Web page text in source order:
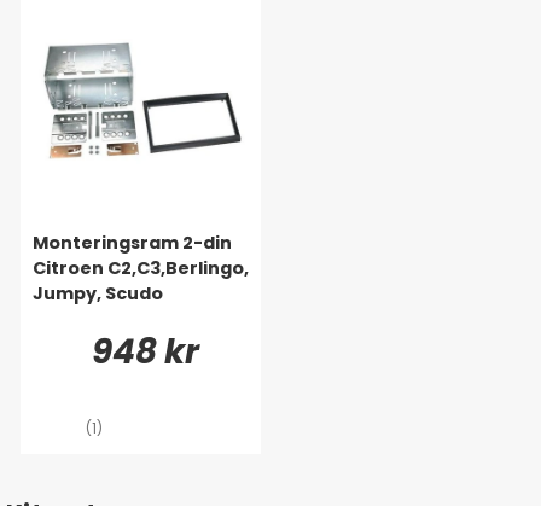
Monteringsram 2-din
Citroen C2,C3,Berlingo,
Jumpy, Scudo
948 kr
(1)